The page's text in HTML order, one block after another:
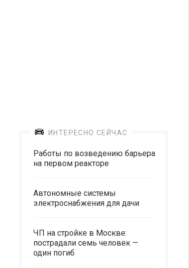
ИНТЕРЕСНО СЕЙЧАС
Работы по возведению барьера
на первом реакторе
Автономные системы
электроснабжения для дачи
ЧП на стройке в Москве:
пострадали семь человек —
один погиб